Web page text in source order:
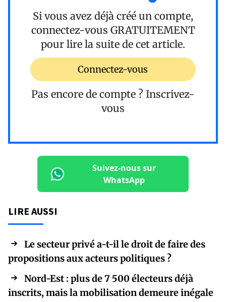
Si vous avez déjà créé un compte,
connectez-vous GRATUITEMENT
pour lire la suite de cet article.
Connectez-vous
Pas encore de compte ? Inscrivez-
vous
Suivez-nous sur
WhatsApp
LIRE AUSSI
Le secteur privé a-t-il le droit de faire des
propositions aux acteurs politiques ?
Nord-Est : plus de 7 500 électeurs déjà
inscrits, mais la mobilisation demeure inégale